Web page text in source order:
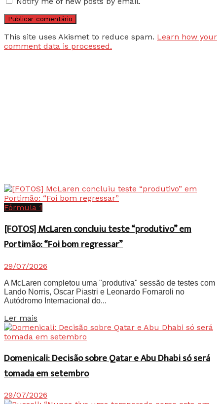
This site uses Akismet to reduce spam. Learn how your
comment data is processed.
Fórmula 1
[FOTOS] McLaren concluiu teste “produtivo” em
Portimão: “Foi bom regressar”
29/07/2026
A McLaren completou uma "produtiva" sessão de testes com
Lando Norris, Oscar Piastri e Leonardo Fornaroli no
Autódromo Internacional do...
Ler mais
Domenicali: Decisão sobre Qatar e Abu Dhabi só será
tomada em setembro
29/07/2026